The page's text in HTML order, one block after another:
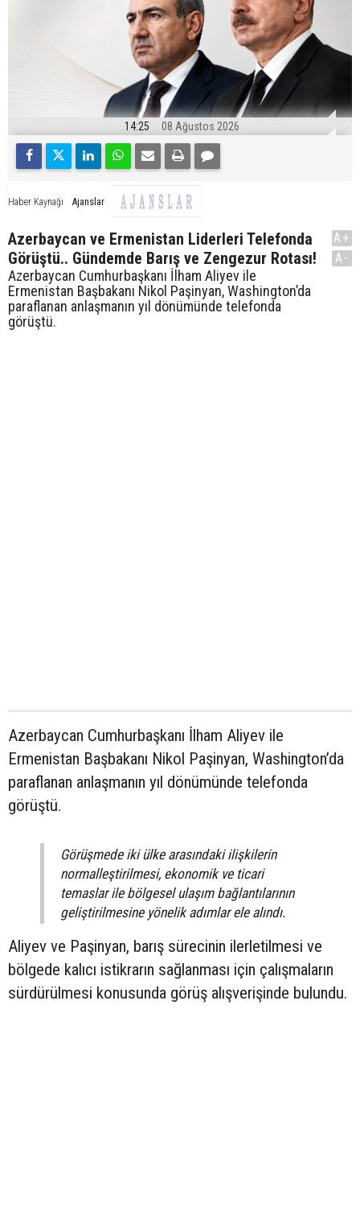
14:25 08 Ağustos 2026
Haber Kaynağı Ajanslar
Azerbaycan ve Ermenistan Liderleri Telefonda
Görüştü.. Gündemde Barış ve Zengezur Rotası!
Azerbaycan Cumhurbaşkanı İlham Aliyev ile
Ermenistan Başbakanı Nikol Paşinyan, Washington’da
paraflanan anlaşmanın yıl dönümünde telefonda
görüştü.
A+
A-
Azerbaycan Cumhurbaşkanı İlham Aliyev ile
Ermenistan Başbakanı Nikol Paşinyan, Washington’da
paraflanan anlaşmanın yıl dönümünde telefonda
görüştü.
Görüşmede iki ülke arasındaki ilişkilerin
normalleştirilmesi, ekonomik ve ticari
temaslar ile bölgesel ulaşım bağlantılarının
geliştirilmesine yönelik adımlar ele alındı.
Aliyev ve Paşinyan, barış sürecinin ilerletilmesi ve
bölgede kalıcı istikrarın sağlanması için çalışmaların
sürdürülmesi konusunda görüş alışverişinde bulundu.